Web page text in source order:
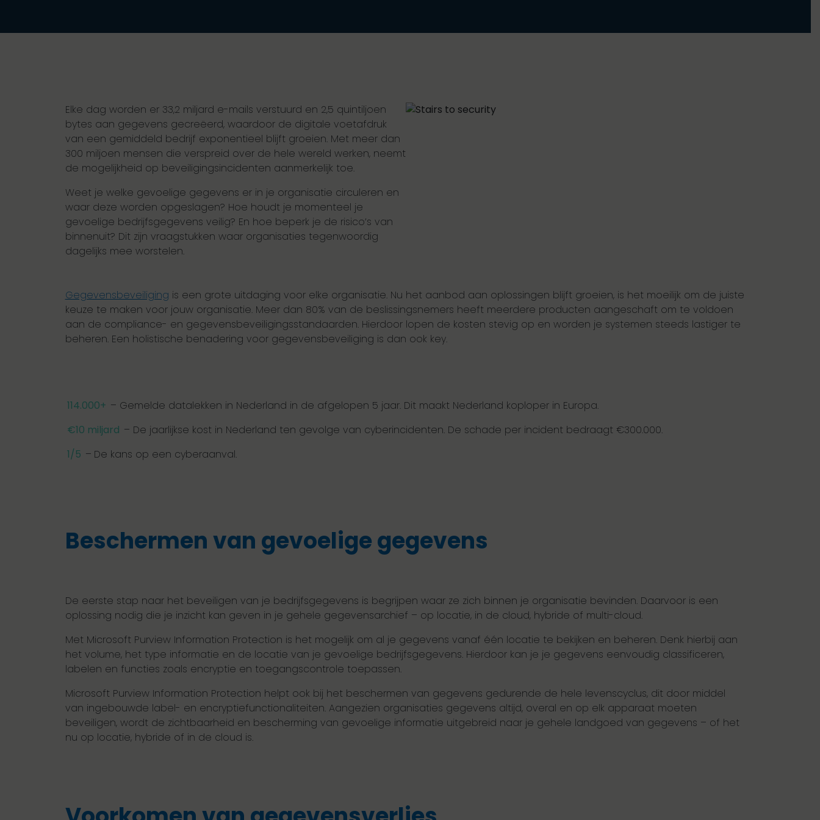
Elke dag worden er 33,2 miljard e-mails verstuurd en 2,5 quintiljoen
bytes aan gegevens gecreëerd, waardoor de digitale voetafdruk
van een gemiddeld bedrijf exponentieel blijft groeien. Met meer dan
300 miljoen mensen die verspreid over de hele wereld werken, neemt
de mogelijkheid op beveiligingsincidenten aanmerkelijk toe.
Weet je welke gevoelige gegevens er in je organisatie circuleren en
waar deze worden opgeslagen? Hoe houdt je momenteel je
gevoelige bedrijfsgegevens veilig? En hoe beperk je de risico’s van
binnenuit? Dit zijn vraagstukken waar organisaties tegenwoordig
dagelijks mee worstelen.
Gegevensbeveiliging is een grote uitdaging voor elke organisatie. Nu het aanbod aan oplossingen blijft groeien, is het moeilijk om de juiste
keuze te maken voor jouw organisatie. Meer dan 80% van de beslissingsnemers heeft meerdere producten aangeschaft om te voldoen
aan de compliance- en gegevensbeveiligingsstandaarden. Hierdoor lopen de kosten stevig op en worden je systemen steeds lastiger te
beheren. Een holistische benadering voor gegevensbeveiliging is dan ook key.
114.000+ – Gemelde datalekken in Nederland in de afgelopen 5 jaar. Dit maakt Nederland koploper in Europa.
€10 miljard – De jaarlijkse kost in Nederland ten gevolge van cyberincidenten. De schade per incident bedraagt €300.000.
1/5 – De kans op een cyberaanval.
Beschermen van gevoelige gegevens
De eerste stap naar het beveiligen van je bedrijfsgegevens is begrijpen waar ze zich binnen je organisatie bevinden. Daarvoor is een
oplossing nodig die je inzicht kan geven in je gehele gegevensarchief – op locatie, in de cloud, hybride of multi-cloud.
Met Microsoft Purview Information Protection is het mogelijk om al je gegevens vanaf één locatie te bekijken en beheren. Denk hierbij aan
het volume, het type informatie en de locatie van je gevoelige bedrijfsgegevens. Hierdoor kan je je gegevens eenvoudig classificeren,
labelen en functies zoals encryptie en toegangscontrole toepassen.
Microsoft Purview Information Protection helpt ook bij het beschermen van gegevens gedurende de hele levenscyclus, dit door middel
van ingebouwde label- en encryptiefunctionaliteiten. Aangezien organisaties gegevens altijd, overal en op elk apparaat moeten
beveiligen, wordt de zichtbaarheid en bescherming van gevoelige informatie uitgebreid naar je gehele landgoed van gegevens – of het
nu op locatie, hybride of in de cloud is.